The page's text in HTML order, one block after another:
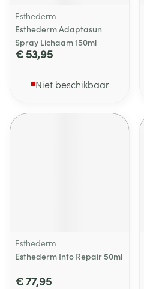
Esthederm
Esthederm Adaptasun
Spray Lichaam 150ml
€ 53,95
Niet beschikbaar
Esthederm
Esthederm Into Repair 50ml
€ 77,95